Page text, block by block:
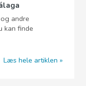
andre
kan finde
Læs hele artiklen